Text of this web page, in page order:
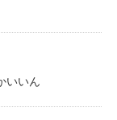
いいん